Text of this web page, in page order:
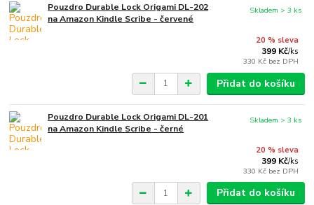
Pouzdro Durable Lock Origami DL-202
na Amazon Kindle Scribe - červené
20 % sleva
399 Kč/ks
330 Kč bez DPH
Skladem > 3 ks
Přidat do košíku
Pouzdro Durable Lock Origami DL-201
na Amazon Kindle Scribe - černé
20 % sleva
399 Kč/ks
330 Kč bez DPH
Skladem > 3 ks
Přidat do košíku